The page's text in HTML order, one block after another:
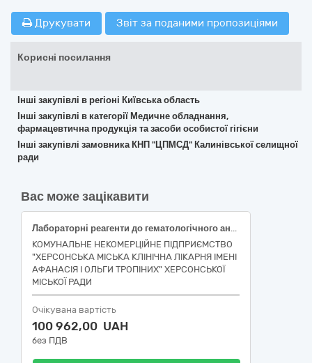
Друкувати Звіт за поданими пропозиціями
Корисні посилання
Інші закупівлі в регіоні Київська область
Інші закупівлі в категорії Медичне обладнання,
фармацевтична продукція та засоби особистої гігієни
Інші закупівлі замовника КНП "ЦПМСД" Калинівської селищної
ради
Вас може зацікавити
Лабораторні реагенти до гематологічного аналізатора
КОМУНАЛЬНЕ НЕКОМЕРЦІЙНЕ ПІДПРИЄМСТВО
"ХЕРСОНСЬКА МІСЬКА КЛІНІЧНА ЛІКАРНЯ ІМЕНІ
АФАНАСІЯ І ОЛЬГИ ТРОПІНИХ" ХЕРСОНСЬКОЇ
МІСЬКОЇ РАДИ
Очікувана вартість
100 962,00 UAH
без ПДВ